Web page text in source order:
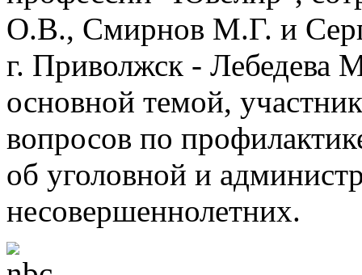
О.В., Смирнов М.Г. и
г. Приволжск - Лебедева
основной темой,
вопросов по
об уголовной и
несовершеннолетних.